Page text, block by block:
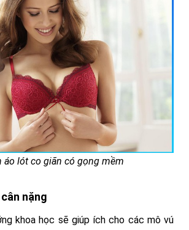
áo lót co giãn có gọng mềm
nặng
khoa học sẽ giúp ích cho các mô vú